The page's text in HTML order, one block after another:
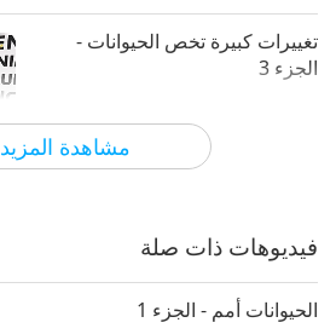
مشاهدة المزيد
تغييرات كبيرة تخص الحيوانات -
الجزء 3
مختصرات 2020-05-06
سبتمبر 2024 الجزء 1 من 3
2024-11-04 4130الآراء
فيديوهات ذات صلة
الحيوانات أمم - الجزء 1